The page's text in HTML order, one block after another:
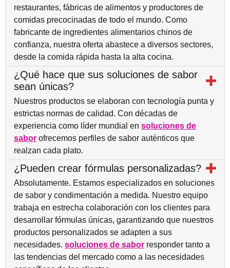
restaurantes, fábricas de alimentos y productores de
comidas precocinadas de todo el mundo. Como
fabricante de ingredientes alimentarios chinos de
confianza, nuestra oferta abastece a diversos sectores,
desde la comida rápida hasta la alta cocina.
¿Qué hace que sus soluciones de sabor
sean únicas?
Nuestros productos se elaboran con tecnología punta y
estrictas normas de calidad. Con décadas de
experiencia como líder mundial en soluciones de
sabor ofrecemos perfiles de sabor auténticos que
realzan cada plato.
¿Pueden crear fórmulas personalizadas?
Absolutamente. Estamos especializados en soluciones
de sabor y condimentación a medida. Nuestro equipo
trabaja en estrecha colaboración con los clientes para
desarrollar fórmulas únicas, garantizando que nuestros
productos personalizados se adapten a sus
necesidades. soluciones de sabor responder tanto a
las tendencias del mercado como a las necesidades